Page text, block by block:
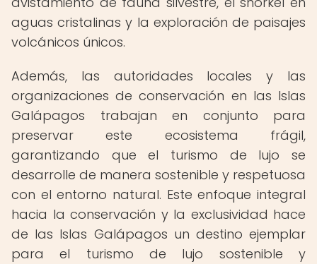
aguas cristalinas y la exploración de paisajes
volcánicos únicos.
Además, las autoridades locales y las
organizaciones de conservación en las Islas
Galápagos trabajan en conjunto para
preservar este ecosistema frágil,
garantizando que el turismo de lujo se
desarrolle de manera sostenible y respetuosa
con el entorno natural. Este enfoque integral
hacia la conservación y la exclusividad hace
de las Islas Galápagos un destino ejemplar
para el turismo de lujo sostenible y